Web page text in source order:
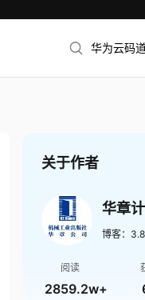
华为云码
关于作者
华章
博客：
阅读
2859.2w+